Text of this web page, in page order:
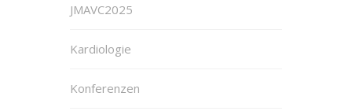
JMAVC2025
Kardiologie
Konferenzen